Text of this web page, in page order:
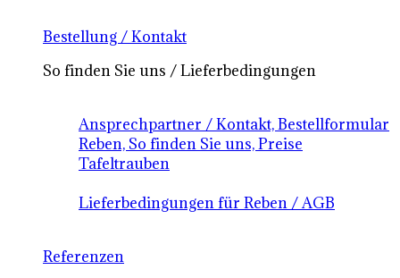
Bestellung / Kontakt
So finden Sie uns / Lieferbedingungen
Ansprechpartner / Kontakt, Bestellformular
Reben, So finden Sie uns, Preise
Tafeltrauben
Lieferbedingungen für Reben / AGB
Referenzen